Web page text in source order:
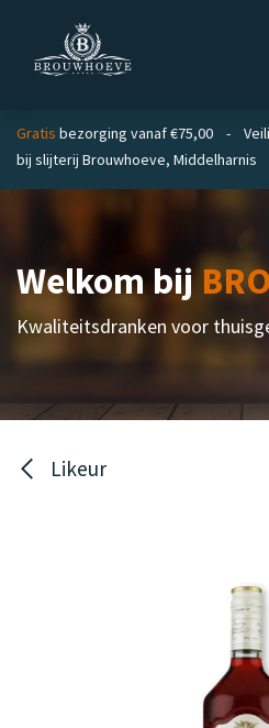
Gratis bezorging vanaf €75,00 -
bij slijterij Brouwhoeve, Middelharnis
Welkom bij
Kwaliteitsdranken voor
Likeur